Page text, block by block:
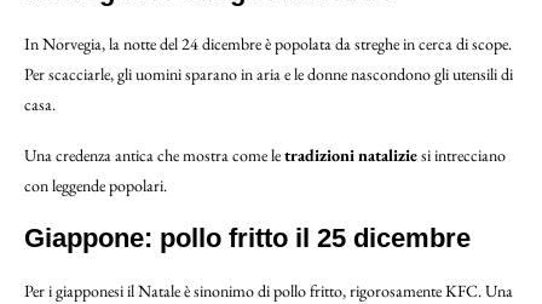
In Norvegia, la notte del 24 dicembre è popolata da streghe in cerca di scope.
Per scacciarle, gli uomini sparano in aria e le donne nascondono gli utensili di
casa.
Una credenza antica che mostra come letradizioni nataliziesi intrecciano
con leggende popolari.
Giappone: pollo fritto il 25 dicembre
Per i giapponesi il Natale è sinonimo di pollo fritto, rigorosamente KFC. Una